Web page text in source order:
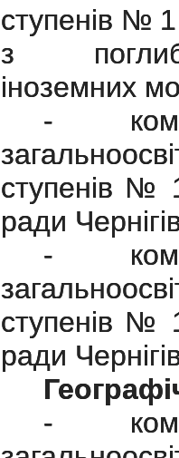
ступенів № 1
з
іноземних
-
ступенів №
ради
-
ступенів №
ради
-